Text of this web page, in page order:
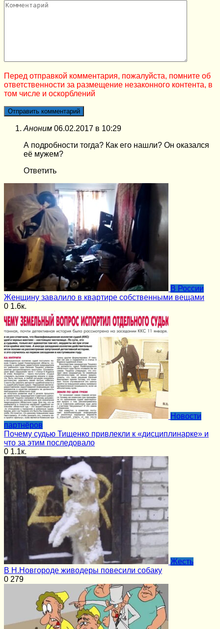
Перед отправкой комментария, пожалуйста, помните об
ответственности за размещение незаконного контента, в
том числе и оскорблений
Аноним 06.02.2017 в 10:29
А подробности тогда? Как его нашли? Он оказался
её мужем?
Ответить
В России
Женщину завалило в квартире собственными вещами
0 1.6к.
Новости
партнёров
Почему судью Тищенко привлекли к «дисциплинарке» и
что за этим последовало
0 1.1к.
Жесть
В Н.Новгороде живодеры повесили собаку
0 279